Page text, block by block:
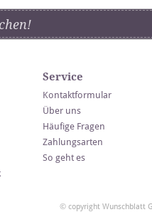
Service
Kontaktformular
Über uns
Häufige Fragen
Zahlungsarten
So geht es
© copyright Wunschblatt